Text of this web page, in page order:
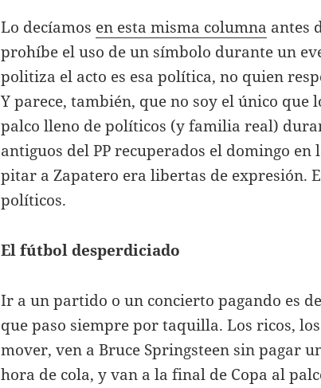
Lo decíamos en esta misma columna antes
prohíbe el uso de un símbolo durante un
politiza el acto es esa política, no quien
Y parece, también, que no soy el único que
palco lleno de políticos (y familia real)
antiguos del PP recuperados el domingo en
pitar a Zapatero era libertas de expresión.
políticos.
El fútbol desperdiciado
Ir a un partido o un concierto pagando es
que paso siempre por taquilla. Los ricos,
mover, ven a Bruce Springsteen sin pagar
hora de cola, y van a la final de Copa al